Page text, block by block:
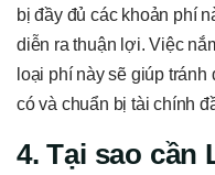
bị đầy đủ các khoản phí
diễn ra thuận lợi. Việc
loại phí này sẽ giúp
có và chuẩn bị tài chính
4. Tại sao cần